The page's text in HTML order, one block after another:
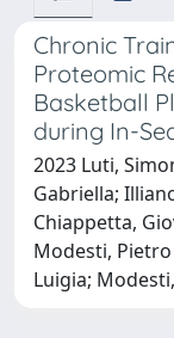
Chronic
Proteomic
Basketball
during In-
2023 Luti,
Gabriella;
Chiappetta,
Modesti,
Luigia;